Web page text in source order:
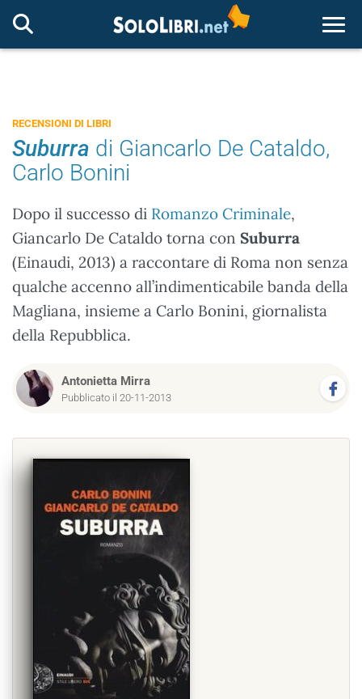
RECENSIONI DI LIBRI
Suburra di Giancarlo De Cataldo,
Carlo Bonini
Dopo il successo di Romanzo Criminale,
Giancarlo De Cataldo torna con Suburra
(Einaudi, 2013) a raccontare di Roma non senza
qualche accenno all’indimenticabile banda della
Magliana, insieme a Carlo Bonini, giornalista
della Repubblica.
Antonietta Mirra
Pubblicato il 20-11-2013